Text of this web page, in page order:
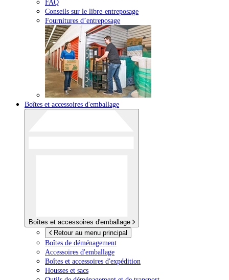
FAQ
Conseils sur le libre-entreposage
Fournitures d’entreposage
Boîtes et accessoires d'emballage
Boîtes et accessoires d'emballage
Retour au menu principal
Boîtes de déménagement
Accessoires d'emballage
Boîtes et accessoires d'expédition
Housses et sacs